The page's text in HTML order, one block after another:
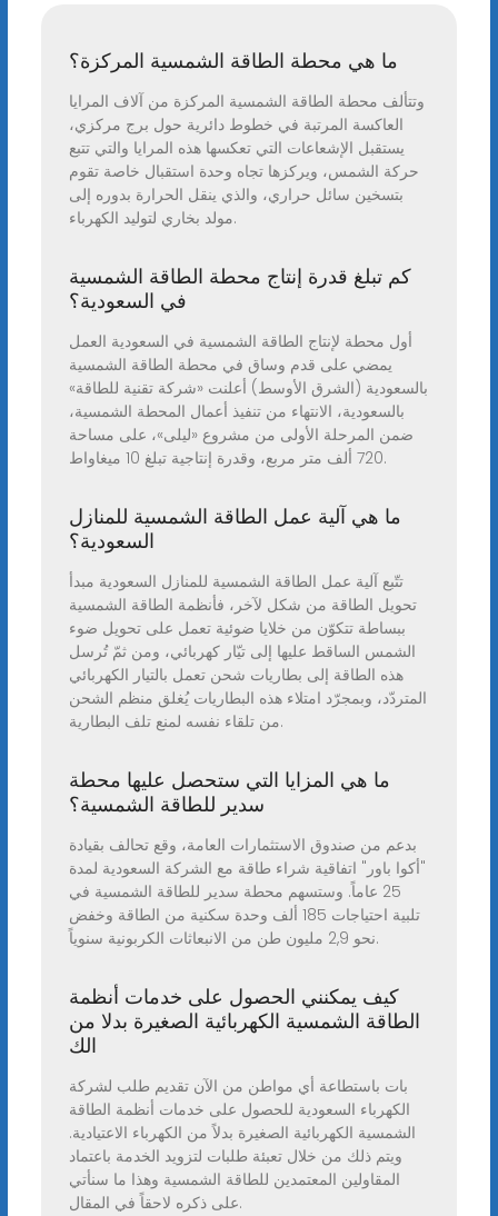
ما هي محطة الطاقة الشمسية المركزة؟
وتتألف محطة الطاقة الشمسية المركزة من آلاف المرايا
العاكسة المرتبة في خطوط دائرية حول برج مركزي،
يستقبل الإشعاعات التي تعكسها هذه المرايا والتي تتبع
حركة الشمس، ويركزها تجاه وحدة استقبال خاصة تقوم
بتسخين سائل حراري، والذي ينقل الحرارة بدوره إلى
مولد بخاري لتوليد الكهرباء.
كم تبلغ قدرة إنتاج محطة الطاقة الشمسية
في السعودية؟
أول محطة لإنتاج الطاقة الشمسية في السعودية العمل
يمضي على قدم وساق في محطة الطاقة الشمسية
بالسعودية (الشرق الأوسط) أعلنت «شركة تقنية للطاقة»
بالسعودية، الانتهاء من تنفيذ أعمال المحطة الشمسية،
ضمن المرحلة الأولى من مشروع «ليلى»، على مساحة
720 ألف متر مربع، وقدرة إنتاجية تبلغ 10 ميغاواط.
ما هي آلية عمل الطاقة الشمسية للمنازل
السعودية؟
تتّبع آلية عمل الطاقة الشمسية للمنازل السعودية مبدأ
تحويل الطاقة من شكل لآخر، فأنظمة الطاقة الشمسية
ببساطة تتكوّن من خلايا ضوئية تعمل على تحويل ضوء
الشمس الساقط عليها إلى تيّار كهربائي، ومن ثمّ تُرسل
هذه الطاقة إلى بطاريات شحن تعمل بالتيار الكهربائي
المتردّد، وبمجرّد امتلاء هذه البطاريات يُغلق منظم الشحن
من تلقاء نفسه لمنع تلف البطارية.
ما هي المزايا التي ستحصل عليها محطة
سدير للطاقة الشمسية؟
بدعم من صندوق الاستثمارات العامة، وقع تحالف بقيادة
"أكوا باور" اتفاقية شراء طاقة مع الشركة السعودية لمدة
25 عاماً. وستسهم محطة سدير للطاقة الشمسية في
تلبية احتياجات 185 ألف وحدة سكنية من الطاقة وخفض
نحو 2,9 مليون طن من الانبعاثات الكربونية سنوياً.
كيف يمكنني الحصول على خدمات أنظمة
الطاقة الشمسية الكهربائية الصغيرة بدلا من
الك
بات باستطاعة أي مواطن من الآن تقديم طلب لشركة
الكهرباء السعودية للحصول على خدمات أنظمة الطاقة
الشمسية الكهربائية الصغيرة بدلاً من الكهرباء الاعتيادية.
ويتم ذلك من خلال تعبئة طلبات لتزويد الخدمة باعتماد
المقاولين المعتمدين للطاقة الشمسية وهذا ما سنأتي
على ذكره لاحقاً في المقال.